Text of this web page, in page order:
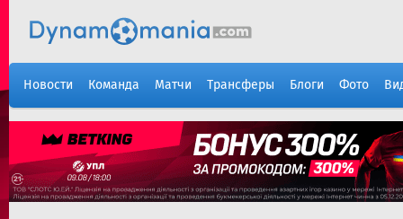
Новости Команда Матчи Трансферы Блоги Фото